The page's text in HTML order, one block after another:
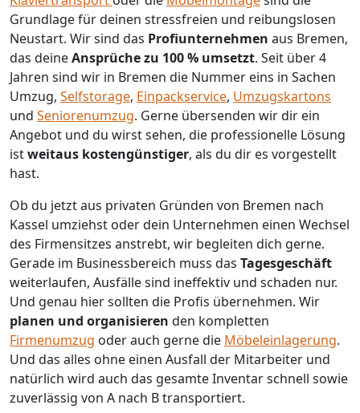
Grundlage für deinen stressfreien und reibungslosen
Neustart. Wir sind das Profiunternehmen aus Bremen,
das deineAnsprüche zu 100 % umsetzt. Seit über 4
Jahren sind wir in Bremen die Nummer eins in Sachen
Umzug, Selfstorage, Einpackservice, Umzugskartons
und Seniorenumzug. Gerne übersenden wir dir ein
Angebot und du wirst sehen, die professionelle Lösung
istweitaus kostengünstiger, als du dir es vorgestellt
hast.
Ob du jetzt aus privaten Gründen von Bremen nach
Kassel umziehst oder dein Unternehmen einen Wechsel
des Firmensitzes anstrebt, wir begleiten dich gerne.
Gerade im Businessbereich muss das Tagesgeschäft
weiterlaufen, Ausfälle sind ineffektiv und schaden nur.
Und genau hier sollten die Profis übernehmen. Wir
planen und organisieren den kompletten
Firmenumzug oder auch gerne die Möbeleinlagerung.
Und das alles ohne einen Ausfall der Mitarbeiter und
natürlich wird auch das gesamte Inventar schnell sowie
zuverlässig von A nach B transportiert.